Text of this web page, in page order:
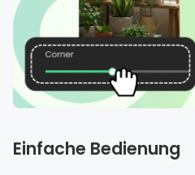
Einfache Bedienung